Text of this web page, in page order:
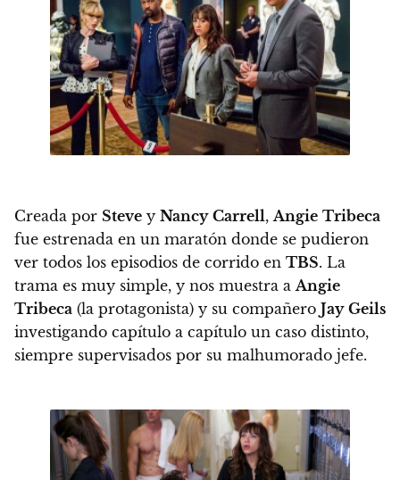
Creada por Steve y Nancy Carrell, Angie Tribeca
fue estrenada en un maratón donde se pudieron
ver todos los episodios de corrido en TBS. La
trama es muy simple, y nos muestra a Angie
Tribeca (la protagonista) y su compañero Jay Geils
investigando capítulo a capítulo un caso distinto,
siempre supervisados por su malhumorado jefe.